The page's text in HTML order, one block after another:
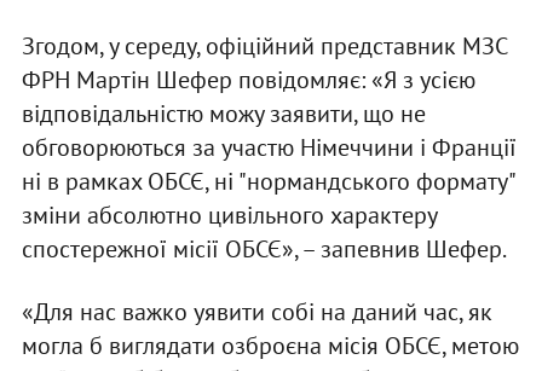
Згодом, у середу, офіційний представник МЗС
ФРН Мартін Шефер повідомляє: «Я з усією
відповідальністю можу заявити, що не
обговорюються за участю Німеччини і Франції
ні в рамках ОБСЄ, ні "нормандського формату"
зміни абсолютно цивільного характеру
спостережної місії ОБСЄ», – запевнив Шефер.
«Для нас важко уявити собі на даний час, як
могла б виглядати озброєна місія ОБСЄ, метою